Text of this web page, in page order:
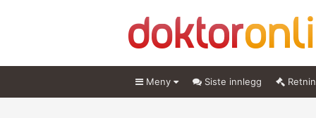
Meny Siste innlegg